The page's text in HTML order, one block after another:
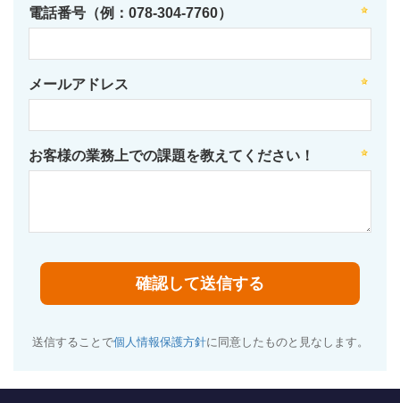
電話番号（例：078-304-7760）
メールアドレス
お客様の業務上での課題を教えてください！
送信することで個人情報保護方針に同意したものと見なします。